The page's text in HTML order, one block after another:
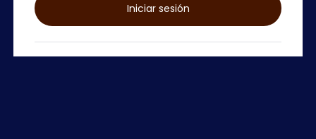
Iniciar sesión
Acceso